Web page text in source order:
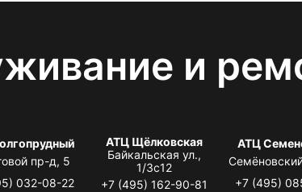
и
пр-д, 5
032-08-22
АТЦ Щёлковская
Байкальская ул.,
1/3с12
+7 (495) 162-90-81
АТЦ
+7 (495)